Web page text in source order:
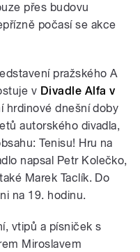
přes budovu
počasí se akce
pražského A
v Divadle Alfa v
hrdinové dnešní doby
autorského divadla,
Tenisu! Hru na
napsal Petr Kolečko,
Marek Taclík. Do
na 19. hodinu.
vtipů a písniček s
Miroslavem